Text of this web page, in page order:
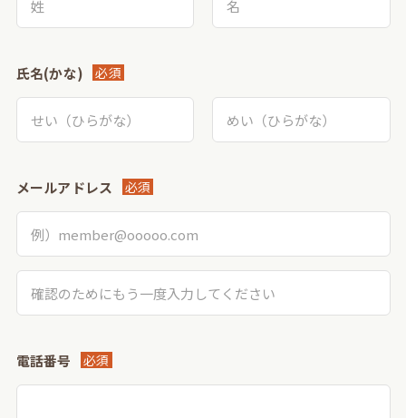
氏名(かな) 必須
メールアドレス 必須
電話番号 必須